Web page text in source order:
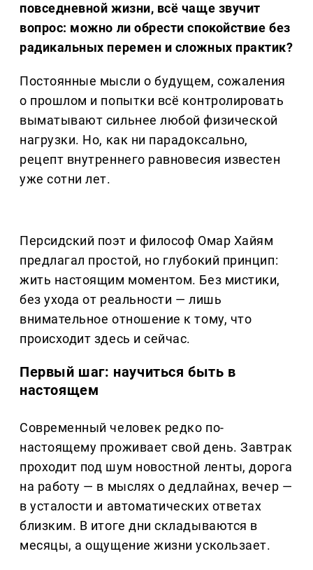
повседневной жизни, всё чаще звучит
вопрос: можно ли обрести спокойствие без
радикальных перемен и сложных практик?
Постоянные мысли о будущем, сожаления
о прошлом и попытки всё контролировать
выматывают сильнее любой физической
нагрузки. Но, как ни парадоксально,
рецепт внутреннего равновесия известен
уже сотни лет.
Персидский поэт и философ Омар Хайям
предлагал простой, но глубокий принцип:
жить настоящим моментом. Без мистики,
без ухода от реальности — лишь
внимательное отношение к тому, что
происходит здесь и сейчас.
Первый шаг: научиться быть в
настоящем
Современный человек редко по-
настоящему проживает свой день. Завтрак
проходит под шум новостной ленты, дорога
на работу — в мыслях о дедлайнах, вечер —
в усталости и автоматических ответах
близким. В итоге дни складываются в
месяцы, а ощущение жизни ускользает.